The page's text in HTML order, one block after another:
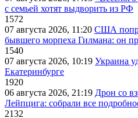
с семьей хотят выдворить из РФ
1572
07 августа 2026, 11:20 США
бывшего морпеха Гилмана: он
1540
07 августа 2026, 10:19 Украина
Екатеринбурге
1920
06 августа 2026, 21:19 Дрон со
Лейпцига: собрали все
2132